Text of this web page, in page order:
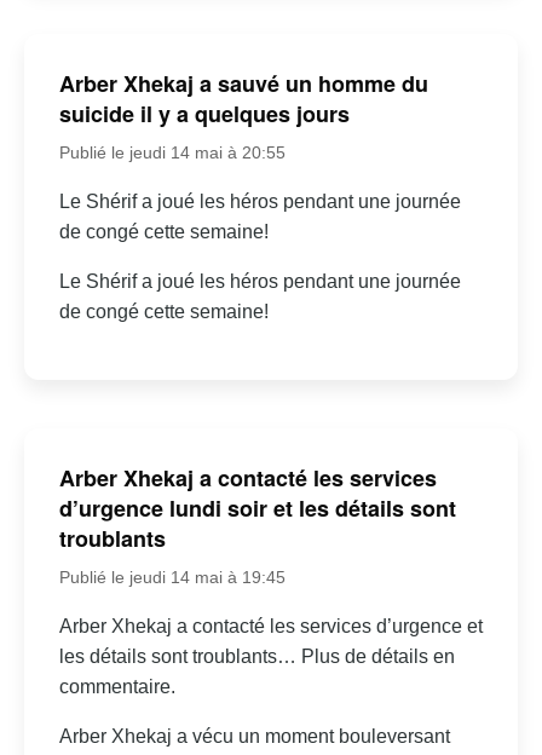
Arber Xhekaj a sauvé un homme du
suicide il y a quelques jours
Publié le jeudi 14 mai à 20:55
Le Shérif a joué les héros pendant une journée
de congé cette semaine!
Le Shérif a joué les héros pendant une journée
de congé cette semaine!
Arber Xhekaj a contacté les services
d’urgence lundi soir et les détails sont
troublants
Publié le jeudi 14 mai à 19:45
Arber Xhekaj a contacté les services d’urgence et
les détails sont troublants… Plus de détails en
commentaire.
Arber Xhekaj a vécu un moment bouleversant